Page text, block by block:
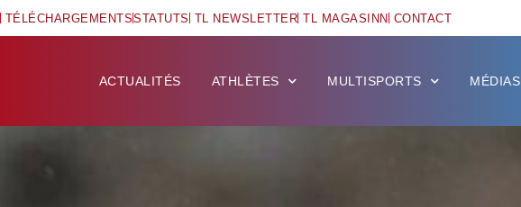
TÉLÉCHARGEMENTSSTATUTS TL NEWSLETTER TL MAGASINN CONTACT
ACTUALITÉS ATHLÈTES MULTISPORTS MÉDIAS